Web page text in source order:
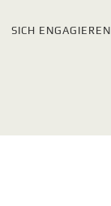
SICH ENGAGIEREN